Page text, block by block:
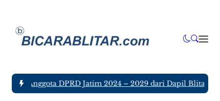
tujuh Anggota DPRD Jatim 2024 – 2029 dari Dapil Blitar